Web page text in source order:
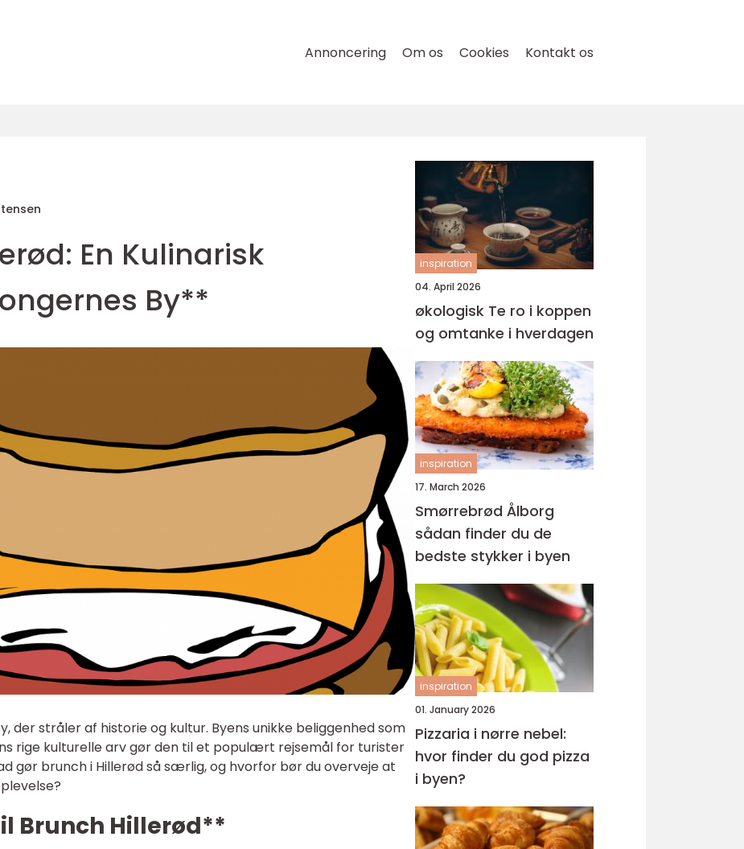
Annoncering Om os Cookies Kontakt os
En Kulinarisk
By**
der stråler af historie og kultur. Byens unikke beliggenhed som
rige kulturelle arv gør den til et populært rejsemål for turister
gør brunch i Hillerød så særlig, og hvorfor bør du overveje at
Brunch Hillerød**
inspiration
04. April 2026
økologisk Te ro i koppen
og omtanke i hverdagen
inspiration
17. March 2026
Smørrebrød Ålborg
sådan finder du de
bedste stykker i byen
inspiration
01. January 2026
Pizzaria i nørre nebel:
hvor finder du god pizza
i byen?